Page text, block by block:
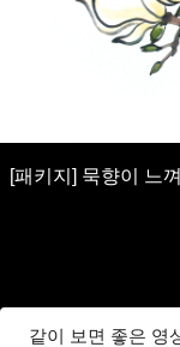
[패키지] 묵향이 느
같이 보면 좋은 영